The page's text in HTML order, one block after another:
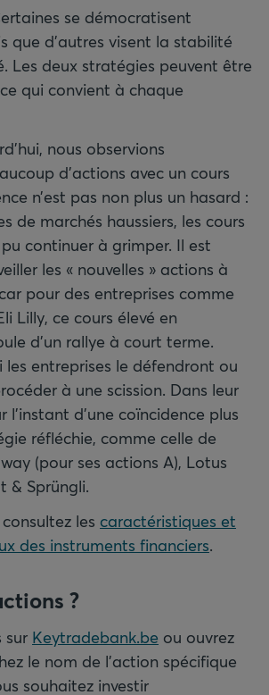
se démocratisent
que d’autres visent la stabilité
Les deux stratégies peuvent être
qui convient à chaque
nous observions
d’actions avec un cours
n’est pas non plus un hasard :
de marchés haussiers, les cours
continuer à grimper. Il est
les « nouvelles » actions à
pour des entreprises comme
Lilly, ce cours élevé en
d’un rallye à court terme.
les entreprises le défendront ou
à une scission. Dans leur
l’instant d’une coïncidence plus
réfléchie, comme celle de
(pour ses actions A), Lotus
& Sprüngli.
les caractéristiques et
des instruments financiers.
?
sur Keytradebank.be ou ouvrez
le nom de l’action spécifique
souhaitez investir